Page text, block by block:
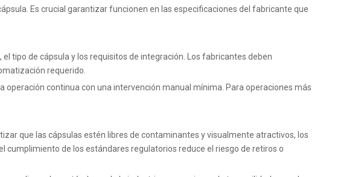
Es crucial garantizar funcionen en las especificaciones del fabricante que
tipo de cápsula y los requisitos de integración. Los fabricantes deben
requerido.
operación continua con una intervención manual mínima. Para operaciones más
que las cápsulas estén libres de contaminantes y visualmente atractivos, los
de los estándares regulatorios reduce el riesgo de retiros o